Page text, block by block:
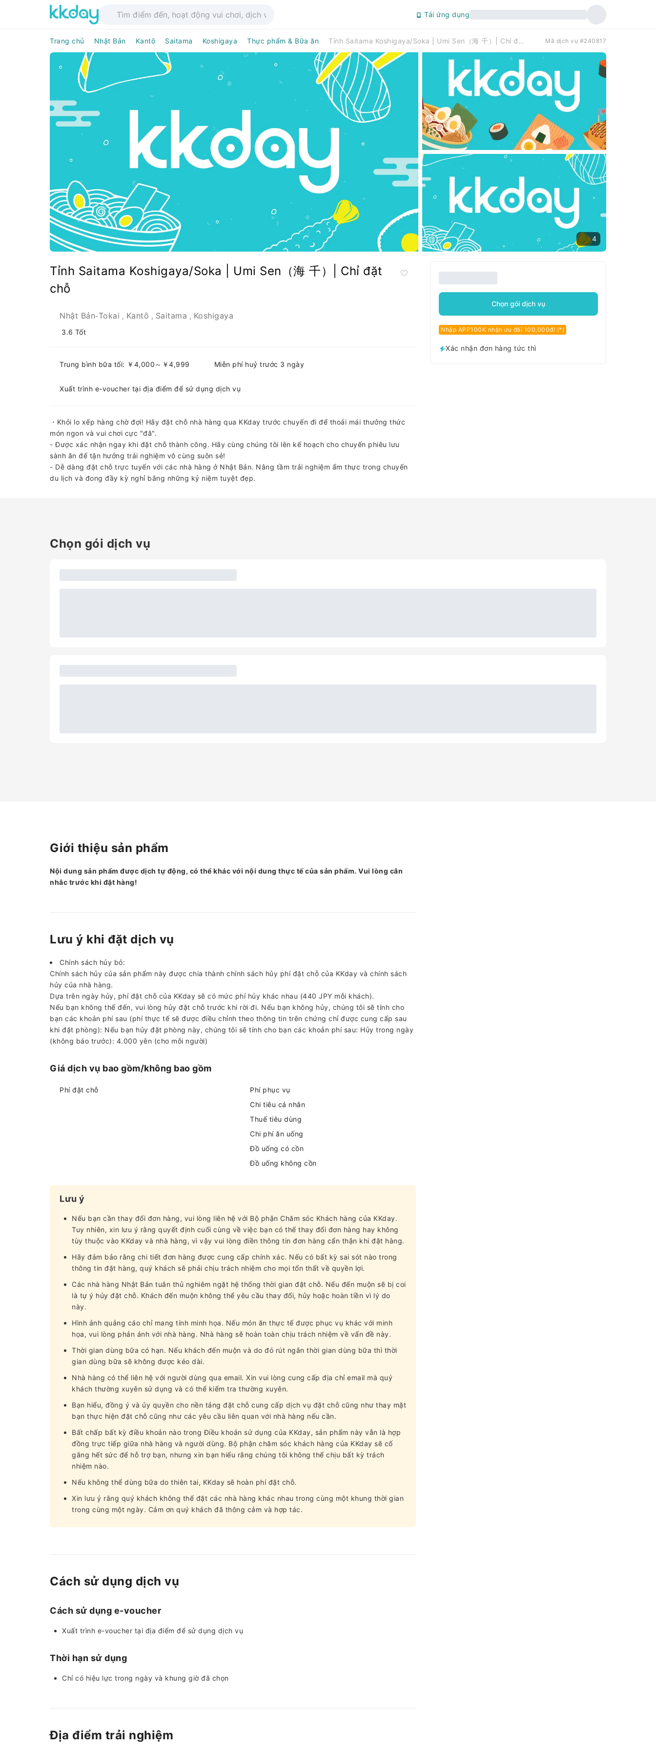
Tải ứng dụng
Trang chủ Nhật Bản Kantō Saitama Koshigaya Thực phẩm & Bữa ăn Tỉnh Saitama Koshigaya/Soka | Umi Sen（海 千）| Chỉ đặt chỗ Mã dịch vụ #240817
4
Tỉnh Saitama Koshigaya/Soka | Umi Sen（海 千）| Chỉ đặt
chỗ
Nhật Bản-Tokai , Kantō , Saitama , Koshigaya
3.6 Tốt
Trung bình bữa tối: ￥4,000～￥4,999 Miễn phí huỷ trước 3 ngày
Xuất trình e-voucher tại địa điểm để sử dụng dịch vụ
・Khỏi lo xếp hàng chờ đợi! Hãy đặt chỗ nhà hàng qua KKday trước chuyến đi để thoải mái thưởng thức
món ngon và vui chơi cực "đã".
- Được xác nhận ngay khi đặt chỗ thành công. Hãy cùng chúng tôi lên kế hoạch cho chuyến phiêu lưu
sành ăn để tận hưởng trải nghiệm vô cùng suôn sẻ!
- Dễ dàng đặt chỗ trực tuyến với các nhà hàng ở Nhật Bản. Nâng tầm trải nghiệm ẩm thực trong chuyến
du lịch và đong đầy kỳ nghỉ bằng những kỷ niệm tuyệt đẹp.
Chọn gói dịch vụ
Nhập APP100K nhận ưu đãi 100,000đ! (*)
Xác nhận đơn hàng tức thì
Chọn gói dịch vụ
Giới thiệu sản phẩm
Nội dung sản phẩm được dịch tự động, có thể khác với nội dung thực tế của sản phẩm. Vui lòng cân
nhắc trước khi đặt hàng!
Lưu ý khi đặt dịch vụ
Chính sách hủy bỏ:
Chính sách hủy của sản phẩm này được chia thành chính sách hủy phí đặt chỗ của KKday và chính sách
hủy của nhà hàng.
Dựa trên ngày hủy, phí đặt chỗ của KKday sẽ có mức phí hủy khác nhau (440 JPY mỗi khách).
Nếu bạn không thể đến, vui lòng hủy đặt chỗ trước khi rời đi. Nếu bạn không hủy, chúng tôi sẽ tính cho
bạn các khoản phí sau (phí thực tế sẽ được điều chỉnh theo thông tin trên chứng chỉ được cung cấp sau
khi đặt phòng): Nếu bạn hủy đặt phòng này, chúng tôi sẽ tính cho bạn các khoản phí sau: Hủy trong ngày
(không báo trước): 4.000 yên (cho mỗi người)
Giá dịch vụ bao gồm/không bao gồm
Phí đặt chỗ
Phí phục vụ
Chi tiêu cá nhân
Thuế tiêu dùng
Chi phí ăn uống
Đồ uống có cồn
Đồ uống không cồn
Lưu ý
Nếu bạn cần thay đổi đơn hàng, vui lòng liên hệ với Bộ phận Chăm sóc Khách hàng của KKday.
Tuy nhiên, xin lưu ý rằng quyết định cuối cùng về việc bạn có thể thay đổi đơn hàng hay không
tùy thuộc vào KKday và nhà hàng, vì vậy vui lòng điền thông tin đơn hàng cẩn thận khi đặt hàng.
Hãy đảm bảo rằng chi tiết đơn hàng được cung cấp chính xác. Nếu có bất kỳ sai sót nào trong
thông tin đặt hàng, quý khách sẽ phải chịu trách nhiệm cho mọi tổn thất về quyền lợi.
Các nhà hàng Nhật Bản tuân thủ nghiêm ngặt hệ thống thời gian đặt chỗ. Nếu đến muộn sẽ bị coi
là tự ý hủy đặt chỗ. Khách đến muộn không thể yêu cầu thay đổi, hủy hoặc hoàn tiền vì lý do
này.
Hình ảnh quảng cáo chỉ mang tính minh họa. Nếu món ăn thực tế được phục vụ khác với minh
họa, vui lòng phản ánh với nhà hàng. Nhà hàng sẽ hoàn toàn chịu trách nhiệm về vấn đề này.
Thời gian dùng bữa có hạn. Nếu khách đến muộn và do đó rút ngắn thời gian dùng bữa thì thời
gian dùng bữa sẽ không được kéo dài.
Nhà hàng có thể liên hệ với người dùng qua email. Xin vui lòng cung cấp địa chỉ email mà quý
khách thường xuyên sử dụng và có thể kiểm tra thường xuyên.
Bạn hiểu, đồng ý và ủy quyền cho nền tảng đặt chỗ cung cấp dịch vụ đặt chỗ cũng như thay mặt
bạn thực hiện đặt chỗ cũng như các yêu cầu liên quan với nhà hàng nếu cần.
Bất chấp bất kỳ điều khoản nào trong Điều khoản sử dụng của KKday, sản phẩm này vẫn là hợp
đồng trực tiếp giữa nhà hàng và người dùng. Bộ phận chăm sóc khách hàng của KKday sẽ cố
gắng hết sức để hỗ trợ bạn, nhưng xin bạn hiểu rằng chúng tôi không thể chịu bất kỳ trách
nhiệm nào.
Nếu không thể dùng bữa do thiên tai, KKday sẽ hoàn phí đặt chỗ.
Xin lưu ý rằng quý khách không thể đặt các nhà hàng khác nhau trong cùng một khung thời gian
trong cùng một ngày. Cảm ơn quý khách đã thông cảm và hợp tác.
Cách sử dụng dịch vụ
Cách sử dụng e-voucher
Xuất trình e-voucher tại địa điểm để sử dụng dịch vụ
Thời hạn sử dụng
Chỉ có hiệu lực trong ngày và khung giờ đã chọn
Địa điểm trải nghiệm